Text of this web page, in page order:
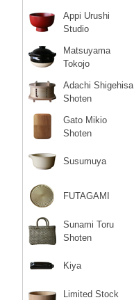
Appi Urushi
Studio
Matsuyama
Tokojo
Adachi Shigehisa
Shoten
Gato Mikio
Shoten
Susumuya
FUTAGAMI
Sunami Toru
Shoten
Kiya
Limited Stock